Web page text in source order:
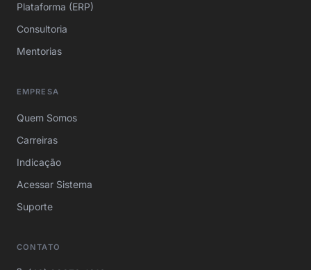
Plataforma (ERP)
Consultoria
Mentorias
EMPRESA
Quem Somos
Carreiras
Indicação
Acessar Sistema
Suporte
CONTATO